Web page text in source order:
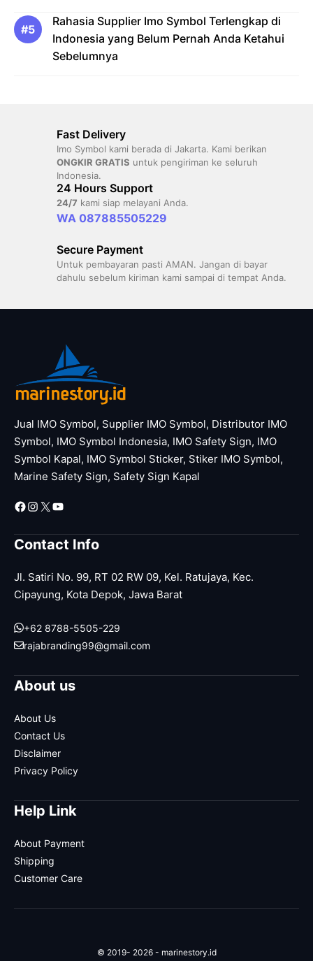
Rahasia Supplier Imo Symbol Terlengkap di
Indonesia yang Belum Pernah Anda Ketahui
Sebelumnya
Fast Delivery
Imo Symbol kami berada di Jakarta. Kami berikan
ONGKIR GRATIS untuk pengiriman ke seluruh
Indonesia.
24 Hours Support
24/7 kami siap melayani Anda.
WA 087885505229
Secure Payment
Untuk pembayaran pasti AMAN. Jangan di bayar
dahulu sebelum kiriman kami sampai di tempat Anda.
Jual IMO Symbol, Supplier IMO Symbol, Distributor IMO
Symbol, IMO Symbol Indonesia, IMO Safety Sign, IMO
Symbol Kapal, IMO Symbol Sticker, Stiker IMO Symbol,
Marine Safety Sign, Safety Sign Kapal
Facebook
Instagram
X YouTube
Contact Info
Jl. Satiri No. 99, RT 02 RW 09, Kel. Ratujaya, Kec.
Cipayung, Kota Depok, Jawa Barat
+62 8788-5505-229
rajabranding99@gmail.com
About us
About Us
Contact Us
Disclaimer
Privacy Policy
Help Link
About Payment
Shipping
Customer Care
© 2019- 2026 - marinestory.id